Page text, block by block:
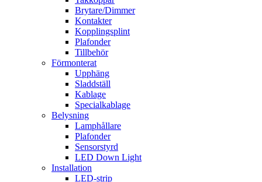
Brytare/Dimmer
Kontakter
Kopplingsplint
Plafonder
Tillbehör
Förmonterat
Upphäng
Sladdställ
Kablage
Specialkablage
Belysning
Lamphållare
Plafonder
Sensorstyrd
LED Down Light
Installation
LED-strip